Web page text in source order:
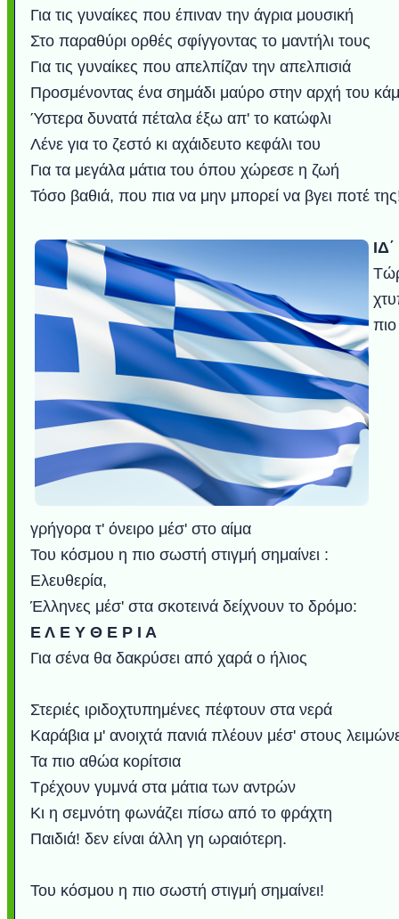
Για τις γυναίκες που έπιναν την άγρια μουσική
Στο παραθύρι ορθές σφίγγοντας το μαντήλι τους
Για τις γυναίκες που απελπίζαν την απελπισιά
Προσμένοντας ένα σημάδι μαύρο στην αρχή του
Ύστερα δυνατά πέταλα έξω απ' το κατώφλι
Λένε για το ζεστό κι αχάιδευτο κεφάλι του
Για τα μεγάλα μάτια του όπου χώρεσε η ζωή
Τόσο βαθιά, που πια να μην μπορεί να βγει ποτέ
ΙΔ΄
πιο
γρήγορα τ' όνειρο μέσ' στο αίμα
Του κόσμου η πιο σωστή στιγμή σημαίνει :
Ελευθερία,
Έλληνες μέσ' στα σκοτεινά δείχνουν το δρόμο:
Ε Λ Ε Y Θ Ε Ρ Ι Α
Για σένα θα δακρύσει από χαρά ο ήλιος
Στεριές ιριδοχτυπημένες πέφτουν στα νερά
Καράβια μ' ανοιχτά πανιά πλέουν μέσ' στους
Τα πιο αθώα κορίτσια
Τρέχουν γυμνά στα μάτια των αντρών
Κι η σεμνότη φωνάζει πίσω από το φράχτη
Παιδιά! δεν είναι άλλη γη ωραιότερη.
Του κόσμου η πιο σωστή στιγμή σημαίνει!